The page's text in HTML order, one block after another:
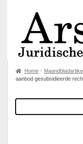
Home Maandbladartikel
aanbod gesubsidieerde